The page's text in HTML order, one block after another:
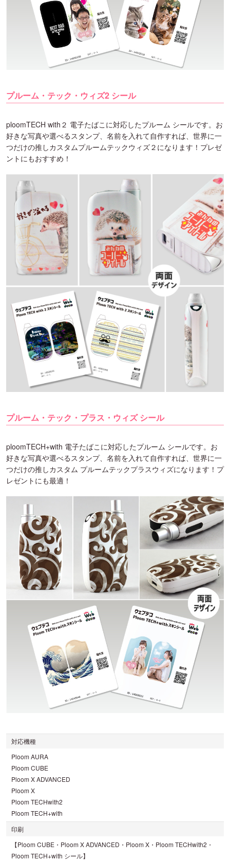
プルーム・テック・ウィズ2 シール
ploomTECH with２ 電子たばこに対応したプルーム シールです。お
好きな写真や選べるスタンプ、名前を入れて自作すれば、世界に一
つだけの推しカスタムプルームテックウィズ２になります！プレゼ
ントにもおすすめ！
プルーム・テック・プラス・ウィズ シール
ploomTECH+with 電子たばこに対応したプルーム シールです。お
好きな写真や選べるスタンプ、名前を入れて自作すれば、世界に一
つだけの推しカスタム プルームテックプラスウィズになります！プ
レゼントにも最適！
対応機種
Ploom AURA
Ploom CUBE
Ploom X ADVANCED
Ploom X
Ploom TECHwith2
Ploom TECH+with
印刷
【Ploom CUBE・Ploom X ADVANCED・Ploom X・Ploom TECHwith2・
Ploom TECH+with シール】